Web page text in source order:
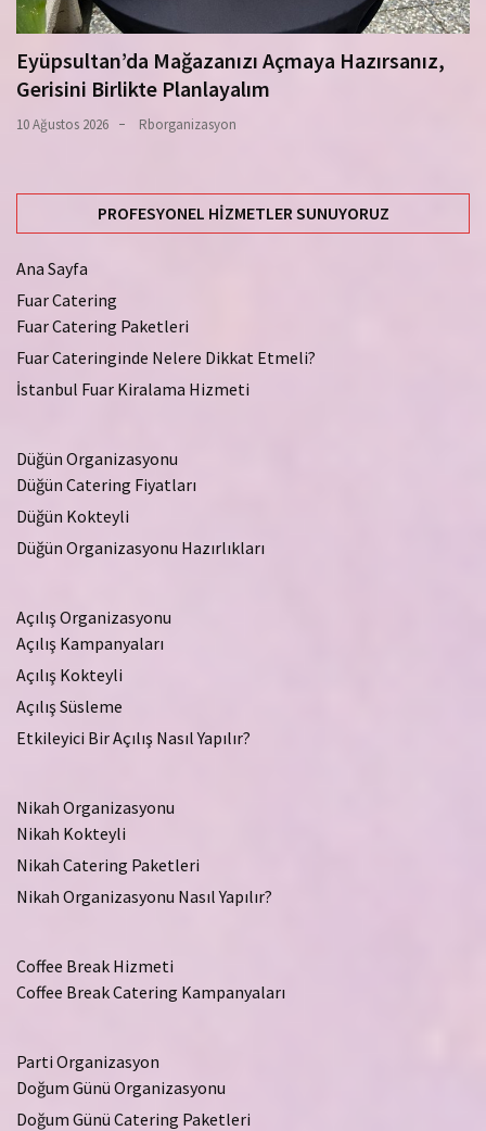
Eyüpsultan’da Mağazanızı Açmaya Hazırsanız,
Gerisini Birlikte Planlayalım
10 Ağustos 2026 Rborganizasyon
PROFESYONEL HIZMETLER SUNUYORUZ
Ana Sayfa
Fuar Catering
Fuar Catering Paketleri
Fuar Cateringinde Nelere Dikkat Etmeli?
İstanbul Fuar Kiralama Hizmeti
Düğün Organizasyonu
Düğün Catering Fiyatları
Düğün Kokteyli
Düğün Organizasyonu Hazırlıkları
Açılış Organizasyonu
Açılış Kampanyaları
Açılış Kokteyli
Açılış Süsleme
Etkileyici Bir Açılış Nasıl Yapılır?
Nikah Organizasyonu
Nikah Kokteyli
Nikah Catering Paketleri
Nikah Organizasyonu Nasıl Yapılır?
Coffee Break Hizmeti
Coffee Break Catering Kampanyaları
Parti Organizasyon
Doğum Günü Organizasyonu
Doğum Günü Catering Paketleri